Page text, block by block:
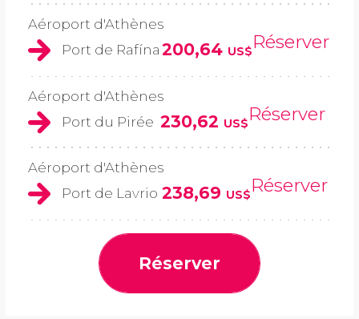
Aéroport d'Athènes
Port de Rafína 200,64 US$Réserver
Aéroport d'Athènes
Port du Pirée 230,62 US$Réserver
Aéroport d'Athènes
Port de Lavrio 238,69 US$Réserver
Réserver